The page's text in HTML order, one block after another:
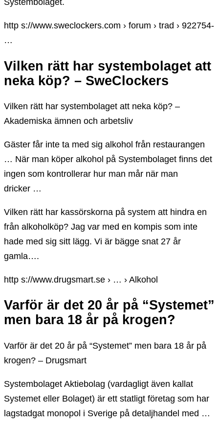
Systembolaget.
http s://www.sweclockers.com › forum › trad › 922754-
…
Vilken rätt har systembolaget att
neka köp? – SweClockers
Vilken rätt har systembolaget att neka köp? –
Akademiska ämnen och arbetsliv
Gäster får inte ta med sig alkohol från restaurangen
… När man köper alkohol på Systembolaget finns det
ingen som kontrollerar hur man mår när man
dricker …
Vilken rätt har kassörskorna på system att hindra en
från alkoholköp? Jag var med en kompis som inte
hade med sig sitt lägg. Vi är bägge snat 27 år
gamla….
http s://www.drugsmart.se › … › Alkohol
Varför är det 20 år på “Systemet”
men bara 18 år på krogen?
Varför är det 20 år på “Systemet” men bara 18 år på
krogen? – Drugsmart
Systembolaget Aktiebolag (vardagligt även kallat
Systemet eller Bolaget) är ett statligt företag som har
lagstadgat monopol i Sverige på detaljhandel med …